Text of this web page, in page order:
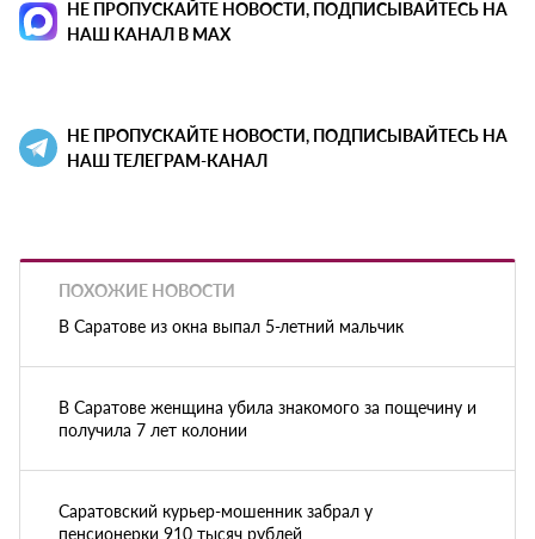
НЕ ПРОПУСКАЙТЕ НОВОСТИ, ПОДПИСЫВАЙТЕСЬ НА
НАШ КАНАЛ В MAX
НЕ ПРОПУСКАЙТЕ НОВОСТИ, ПОДПИСЫВАЙТЕСЬ НА
НАШ ТЕЛЕГРАМ-КАНАЛ
ПОХОЖИЕ НОВОСТИ
В Саратове из окна выпал 5-летний мальчик
В Саратове женщина убила знакомого за пощечину и
получила 7 лет колонии
Саратовский курьер-мошенник забрал у
пенсионерки 910 тысяч рублей